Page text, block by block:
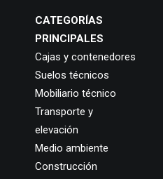
CATEGORÍAS
PRINCIPALES
Cajas y contenedores
Suelos técnicos
Mobiliario técnico
Transporte y
elevación
Medio ambiente
Construcción